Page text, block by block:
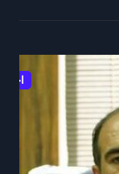
روز